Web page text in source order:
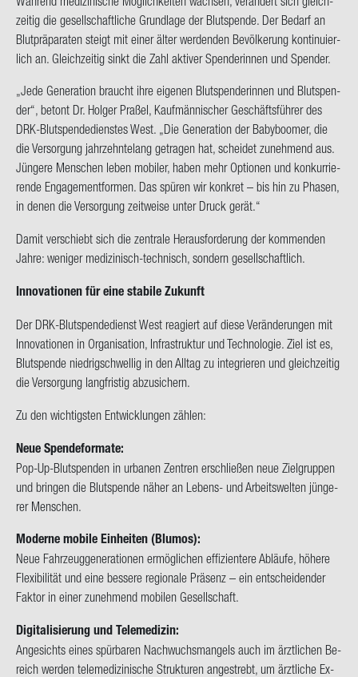
zei­tig die ge­sell­schaft­li­che Grund­la­ge der Blut­spen­de. Der Be­darf an
Blut­prä­pa­ra­ten steigt mit einer älter wer­den­den Be­völ­ke­rung kon­ti­nu­ier­
lich an. Gleich­zei­tig sinkt die Zahl ak­ti­ver Spen­de­rin­nen und Spen­der.
„Jede Ge­nera­ti­on braucht ihre ei­ge­nen Blut­spen­de­rin­nen und Blut­spen­
der“, be­tont Dr. Hol­ger Pra­ßel, Kauf­män­ni­scher Ge­schäfts­füh­rer des
DRK-​Blutspendedienstes West. „Die Ge­nera­ti­on der Ba­by­boo­mer, die
die Ver­sor­gung jahr­zehn­te­lang ge­tra­gen hat, schei­det zu­neh­mend aus.
Jün­ge­re Men­schen leben mo­bi­ler, haben mehr Op­tio­nen und kon­kur­rie­
ren­de En­ga­ge­ment­for­men. Das spü­ren wir kon­kret – bis hin zu Pha­sen,
in denen die Ver­sor­gung zeit­wei­se unter Druck gerät.“
Damit ver­schiebt sich die zen­tra­le Her­aus­for­de­rung der kom­men­den
Jahre: we­ni­ger medizinisch-​technisch, son­dern ge­sell­schaft­lich.
In­no­va­tio­nen für eine sta­bi­le Zu­kunft
Der DRK-​Blutspendedienst West re­agiert auf diese Ver­än­de­run­gen mit
In­no­va­tio­nen in Or­ga­ni­sa­ti­on, In­fra­struk­tur und Tech­no­lo­gie. Ziel ist es,
Blut­spen­de nied­rig­schwel­lig in den All­tag zu in­te­grie­ren und gleich­zei­tig
die Ver­sor­gung lang­fris­tig ab­zu­si­chern.
Zu den wich­tigs­ten Ent­wick­lun­gen zäh­len:
Neue Spen­de­for­ma­te:
Pop-​Up-Blutspenden in ur­ba­nen Zen­tren er­schlie­ßen neue Ziel­grup­pen
und brin­gen die Blut­spen­de näher an Lebens-​ und Ar­beits­wel­ten jün­ge­
rer Men­schen.
Mo­der­ne mo­bi­le Ein­hei­ten (Blu­mos):
Neue Fahr­zeug­ge­nera­tio­nen er­mög­li­chen ef­fi­zi­en­te­re Ab­läu­fe, hö­he­re
Fle­xi­bi­li­tät und eine bes­se­re re­gio­na­le Prä­senz – ein ent­schei­den­der
Fak­tor in einer zu­neh­mend mo­bi­len Ge­sell­schaft.
Di­gi­ta­li­sie­rung und Te­le­me­di­zin:
An­ge­sichts eines spür­ba­ren Nach­wuchs­man­gels auch im ärzt­li­chen Be­
reich wer­den te­le­me­di­zi­ni­sche Struk­tu­ren an­ge­strebt, um ärzt­li­che Ex­